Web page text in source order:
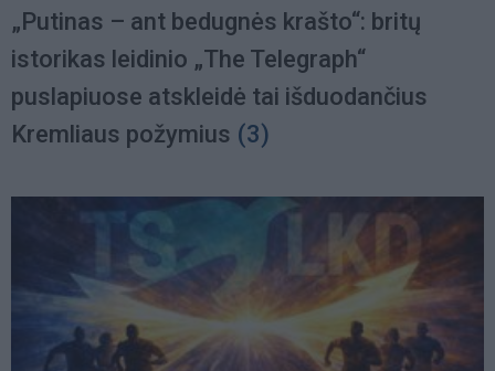
„Putinas – ant bedugnės krašto“: britų
istorikas leidinio „The Telegraph“
puslapiuose atskleidė tai išduodančius
Kremliaus požymius (3)